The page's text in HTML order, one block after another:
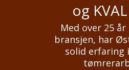
og
Med over 25
bransjen, har
solid erfaring